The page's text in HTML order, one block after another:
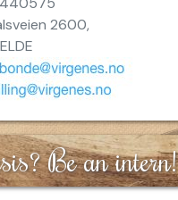
2600,
Be an intern!